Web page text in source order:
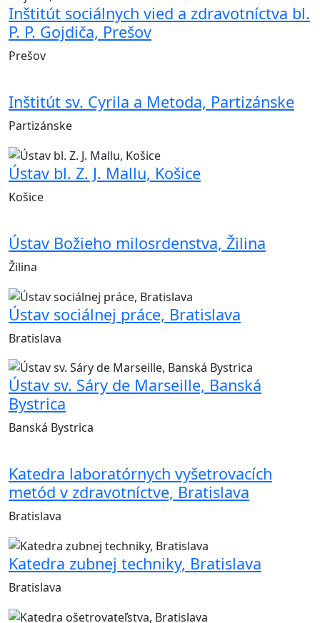
Inštitút sociálnych vied a zdravotníctva bl.
P. P. Gojdiča, Prešov
Prešov
Inštitút sv. Cyrila a Metoda, Partizánske
Partizánske
Ústav bl. Z. J. Mallu, Košice
Košice
Ústav Božieho milosrdenstva, Žilina
Žilina
Ústav sociálnej práce, Bratislava
Bratislava
Ústav sv. Sáry de Marseille, Banská
Bystrica
Banská Bystrica
Katedra laboratórnych vyšetrovacích
metód v zdravotníctve, Bratislava
Bratislava
Katedra zubnej techniky, Bratislava
Bratislava